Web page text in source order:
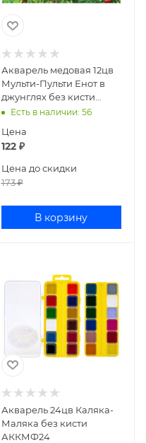
Акварель медовая 12цв
Мульти-Пульти Енот в
джунглях без кисти
АК_10698
Есть в наличии: 56
Цена
122₽
Цена до скидки
173₽
В корзину
Акварель 24цв Каляка-
Маляка без кисти
АККМФ24